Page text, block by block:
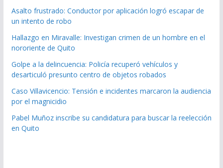
Asalto frustrado: Conductor por aplicación logró escapar de
un intento de robo
Hallazgo en Miravalle: Investigan crimen de un hombre en el
nororiente de Quito
Golpe a la delincuencia: Policía recuperó vehículos y
desarticuló presunto centro de objetos robados
Caso Villavicencio: Tensión e incidentes marcaron la audiencia
por el magnicidio
Pabel Muñoz inscribe su candidatura para buscar la reelección
en Quito